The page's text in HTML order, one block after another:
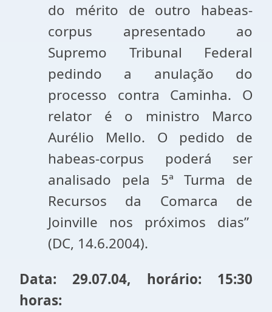
do mérito de outro habeas-
corpus apresentado ao
Supremo Tribunal Federal
pedindo a anulação do
processo contra Caminha. O
relator é o ministro Marco
Aurélio Mello. O pedido de
habeas-corpus poderá ser
analisado pela 5ª Turma de
Recursos da Comarca de
Joinville nos próximos dias”
(DC, 14.6.2004).
Data: 29.07.04, horário: 15:30
horas: